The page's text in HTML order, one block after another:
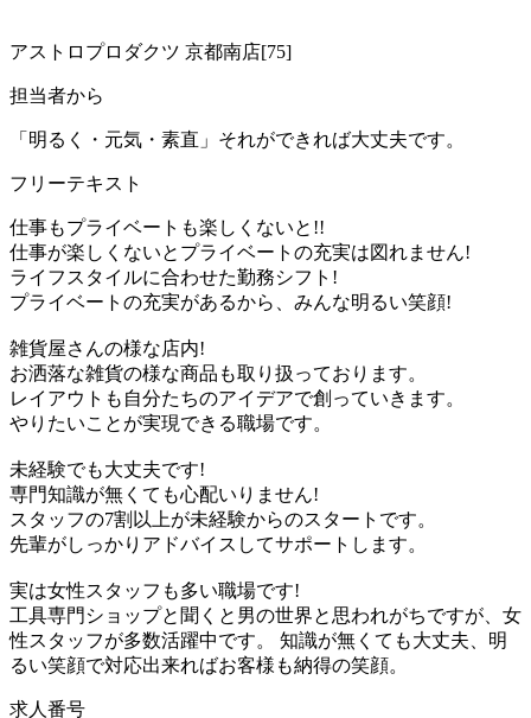
アストロプロダクツ 京都南店[75]
担当者から
「明るく・元気・素直」それができれば大丈夫です。
フリーテキスト
仕事もプライベートも楽しくないと!!
仕事が楽しくないとプライベートの充実は図れません!
ライフスタイルに合わせた勤務シフト!
プライベートの充実があるから、みんな明るい笑顔!
雑貨屋さんの様な店内!
お洒落な雑貨の様な商品も取り扱っております。
レイアウトも自分たちのアイデアで創っていきます。
やりたいことが実現できる職場です。
未経験でも大丈夫です!
専門知識が無くても心配いりません!
スタッフの7割以上が未経験からのスタートです。
先輩がしっかりアドバイスしてサポートします。
実は女性スタッフも多い職場です!
工具専門ショップと聞くと男の世界と思われがちですが、女
性スタッフが多数活躍中です。 知識が無くても大丈夫、明
るい笑顔で対応出来ればお客様も納得の笑顔。
求人番号